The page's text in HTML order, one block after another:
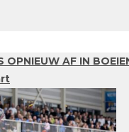
OPNIEUW AF IN